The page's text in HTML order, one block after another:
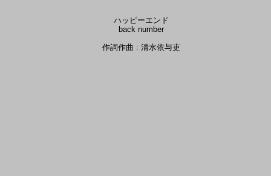
ハッピーエンド
back number
作詞作曲 : 清水依与吏